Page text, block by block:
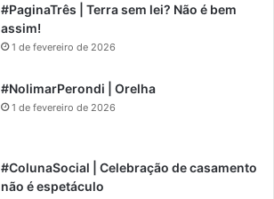
#PaginaTrês | Terra sem lei? Não é bem
assim!
1 de fevereiro de 2026
#NolimarPerondi | Orelha
1 de fevereiro de 2026
#ColunaSocial | Celebração de casamento
não é espetáculo